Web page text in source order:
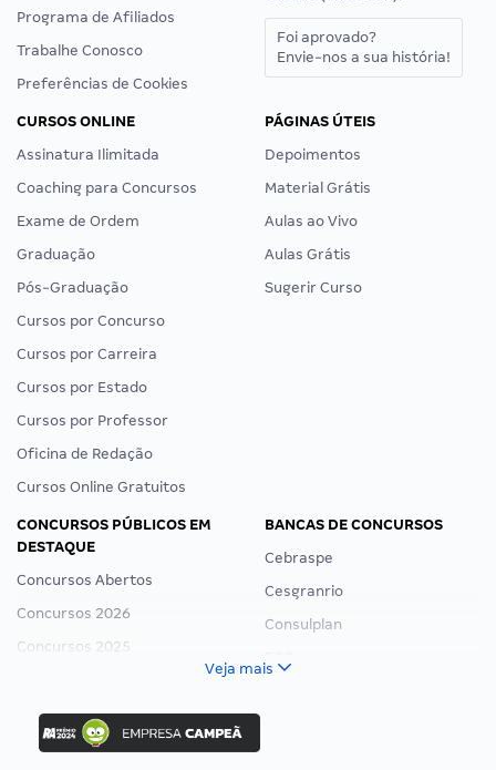
Programa de Afiliados
Trabalhe Conosco
Preferências de Cookies
Foi aprovado?
Envie-nos a sua história!
CURSOS ONLINE
Assinatura Ilimitada
Coaching para Concursos
Exame de Ordem
Graduação
Pós-Graduação
Cursos por Concurso
Cursos por Carreira
Cursos por Estado
Cursos por Professor
Oficina de Redação
Cursos Online Gratuitos
PÁGINAS ÚTEIS
Depoimentos
Material Grátis
Aulas ao Vivo
Aulas Grátis
Sugerir Curso
CONCURSOS PÚBLICOS EM
DESTAQUE
Concursos Abertos
Concursos 2026
Concursos 2025
Concurso Nacional Unificado
Concurso Ibama
Concurso MPU
BANCAS DE CONCURSOS
Cebraspe
Cesgranrio
Consulplan
Veja mais